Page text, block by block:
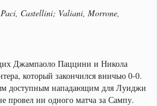
Castellini; Valiani, Morrone,
Джампаоло Паццини и Никола
который закончился вничью 0-0.
доступным нападающим для Луиджи
провел ни одного матча за Сампу.